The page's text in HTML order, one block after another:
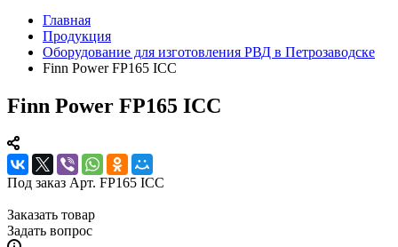
Главная
Продукция
Оборудование для изготовления РВД в Петрозаводске
Finn Power FP165 ICC
Finn Power FP165 ICC
Под заказ Арт. FP165 ICC
Заказать товар
Задать вопрос